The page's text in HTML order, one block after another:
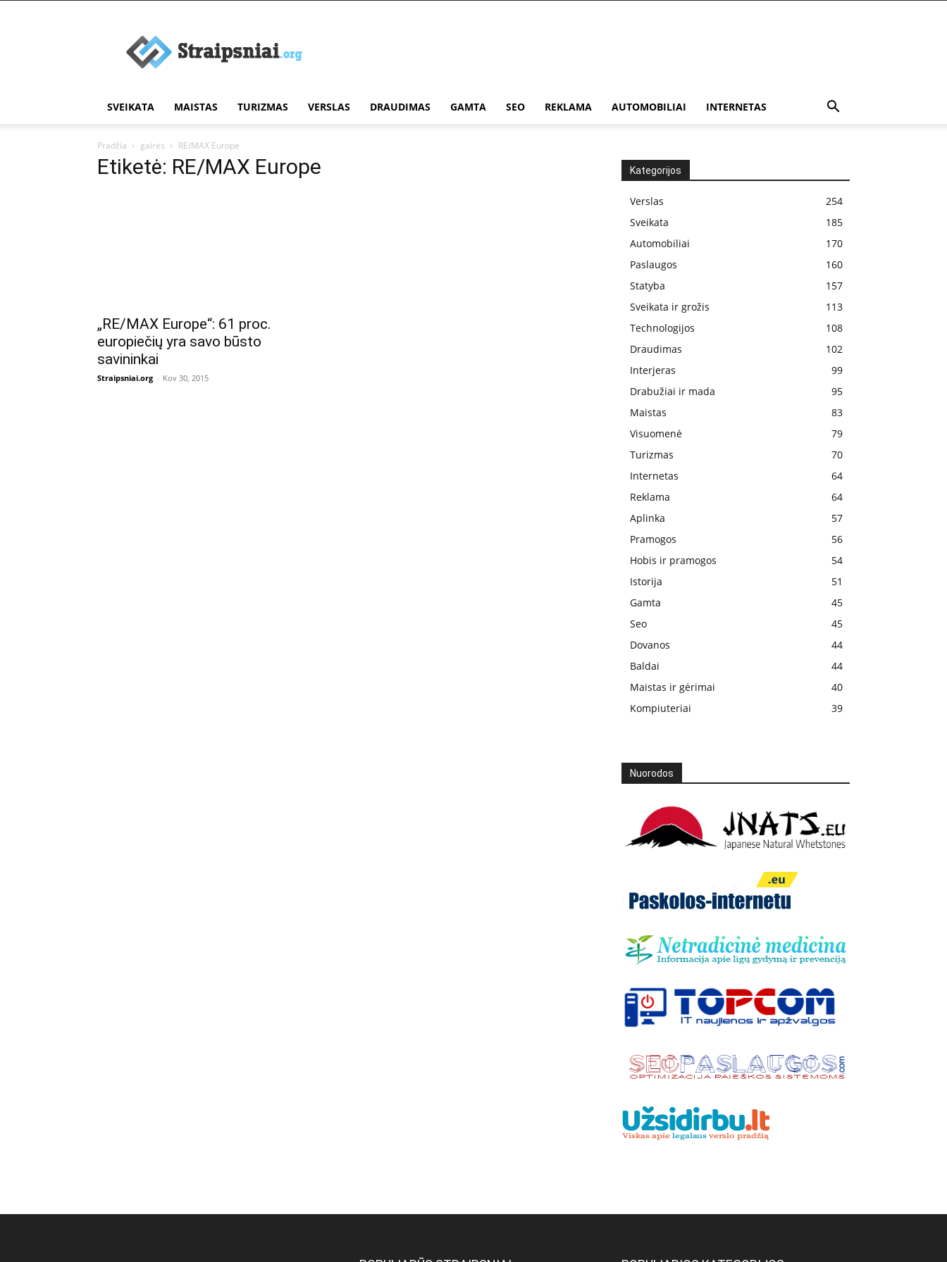
straipsniai
SVEIKATA MAISTAS TURIZMAS VERSLAS DRAUDIMAS GAMTA SEO REKLAMA AUTOMOBILIAI INTERNETAS
Pradžia gairės RE/MAX Europe
Etiketė: RE/MAX Europe
„RE/MAX Europe“: 61 proc.
europiečių yra savo būsto
savininkai
Straipsniai.org - Kov 30, 2015
Kategorijos
Verslas
254
Sveikata
185
Automobiliai
170
Paslaugos
160
Statyba
157
Sveikata ir grožis
113
Technologijos
108
Draudimas
102
Interjeras
99
Drabužiai ir mada
95
Maistas
83
Visuomenė
79
Turizmas
70
Internetas
64
Reklama
64
Aplinka
57
Pramogos
56
Hobis ir pramogos
54
Istorija
51
Gamta
45
Seo
45
Dovanos
44
Baldai
44
Maistas ir gėrimai
40
Kompiuteriai
39
Nuorodos